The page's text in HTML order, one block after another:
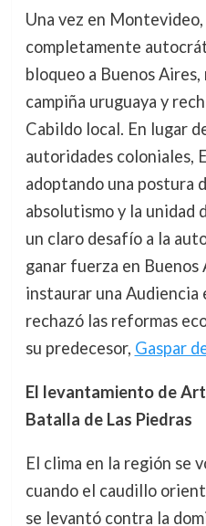
Una vez en
completamente
bloqueo a Buenos
campiña uruguaya y
Cabildo local. En lugar
autoridades coloniales,
adoptando una postura
absolutismo y la unidad
un claro desafío a la
ganar fuerza en Buenos
instaurar una
rechazó las reformas
su predecesor, Gaspar
El levantamiento de
Batalla de Las Piedras
El clima en la región se
cuando el caudillo
se levantó contra la